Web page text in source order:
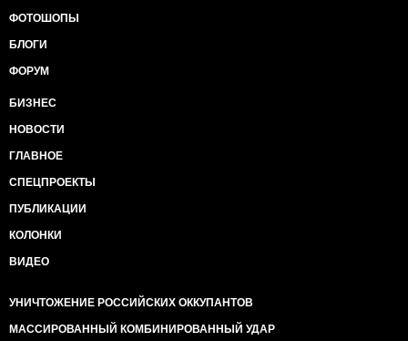
ФОТОШОПЫ
БЛОГИ
ФОРУМ
БИЗНЕС
НОВОСТИ
ГЛАВНОЕ
СПЕЦПРОЕКТЫ
ПУБЛИКАЦИИ
КОЛОНКИ
ВИДЕО
УНИЧТОЖЕНИЕ РОССИЙСКИХ ОККУПАНТОВ
МАССИРОВАННЫЙ КОМБИНИРОВАННЫЙ УДАР